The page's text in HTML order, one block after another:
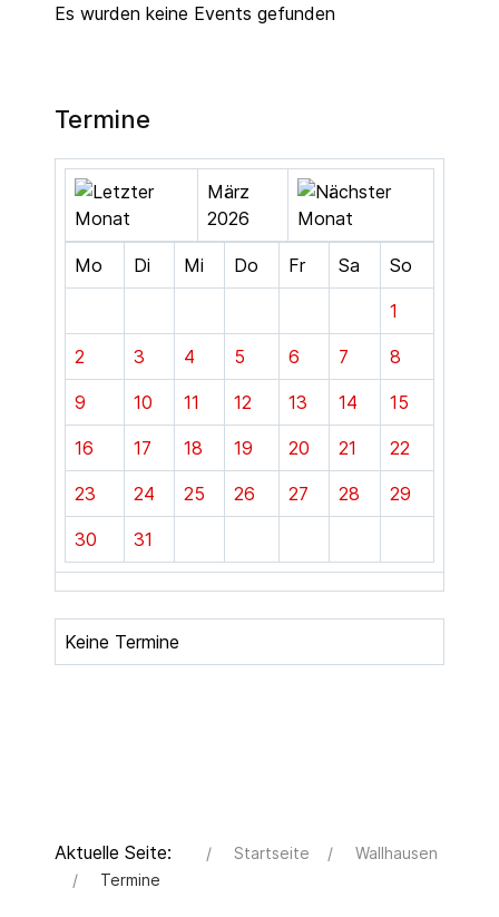
Es wurden keine Events gefunden
Termine
März
2026
Mo Di Mi Do Fr Sa So
1
2 3 4 5 6 7 8
9 10 11 12 13 14 15
16 17 18 19 20 21 22
23 24 25 26 27 28 29
30 31
Keine Termine
Aktuelle Seite: Startseite
Wallhausen
Termine